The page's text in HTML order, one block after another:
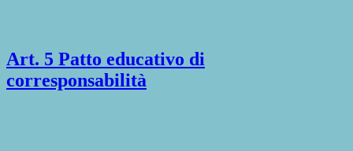
Art. 5 Patto educativo di
corresponsabilità